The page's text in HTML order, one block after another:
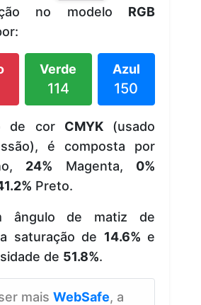
no modelo RGB
Verde
114
Azul
150
de cor CMYK(usado
é composta por
24% Magenta, 0%
Preto.
ângulo de matiz de
saturação de 14.6% e
de 51.8%.
mais WebSafe, a